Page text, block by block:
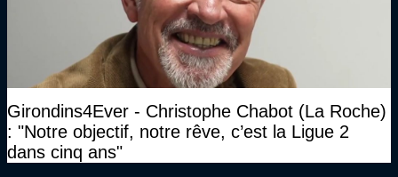
Girondins4Ever - Christophe Chabot (La Roche)
: "Notre objectif, notre rêve, c’est la Ligue 2
dans cinq ans"